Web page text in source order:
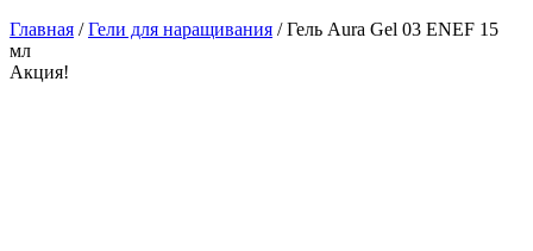
Главная /Гели для наращивания /Гель Aura Gel 03 ENEF 15
мл
Акция!